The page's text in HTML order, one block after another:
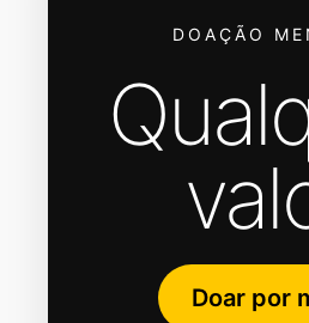
DOAÇÃO
Doar por